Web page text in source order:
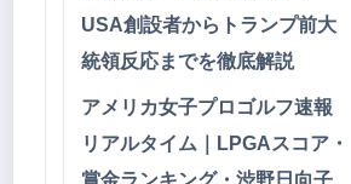
USA創設者からトランプ前大
統領反応までを徹底解説
アメリカ女子プロゴルフ速報
リアルタイム｜LPGAスコア・
賞金ランキング・渋野日向子